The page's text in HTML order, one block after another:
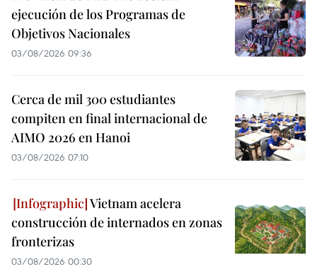
ejecución de los Programas de
Objetivos Nacionales
03/08/2026 09:36
Cerca de mil 300 estudiantes
compiten en final internacional de
AIMO 2026 en Hanoi
03/08/2026 07:10
Vietnam acelera
construcción de internados en zonas
fronterizas
03/08/2026 00:30